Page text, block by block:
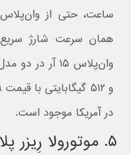
در آمریکا موجود است.